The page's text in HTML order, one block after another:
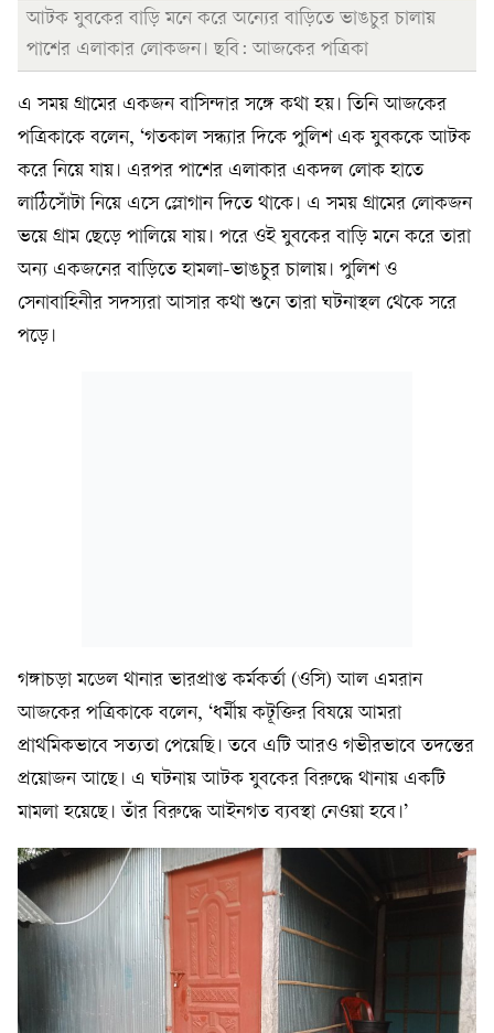
আটক যুবকের বাড়ি মনে করে অন্যের বাড়িতে ভাঙচুর চালায়
পাশের এলাকার লোকজন। ছবি: আজকের পত্রিকা
এ সময় গ্রামের একজন বাসিন্দার সঙ্গে কথা হয়। তিনি আজকের
পত্রিকাকে বলেন, ‘গতকাল সন্ধ্যার দিকে পুলিশ এক যুবককে আটক
করে নিয়ে যায়। এরপর পাশের এলাকার একদল লোক হাতে
লাঠিসোঁটা নিয়ে এসে স্লোগান দিতে থাকে। এ সময় গ্রামের লোকজন
ভয়ে গ্রাম ছেড়ে পালিয়ে যায়। পরে ওই যুবকের বাড়ি মনে করে তারা
অন্য একজনের বাড়িতে হামলা-ভাঙচুর চালায়। পুলিশ ও
সেনাবাহিনীর সদস্যরা আসার কথা শুনে তারা ঘটনাস্থল থেকে সরে
পড়ে।
গঙ্গাচড়া মডেল থানার ভারপ্রাপ্ত কর্মকর্তা (ওসি) আল এমরান
আজকের পত্রিকাকে বলেন, ‘ধর্মীয় কটূক্তির বিষয়ে আমরা
প্রাথমিকভাবে সত্যতা পেয়েছি। তবে এটি আরও গভীরভাবে তদন্তের
প্রয়োজন আছে। এ ঘটনায় আটক যুবকের বিরুদ্ধে থানায় একটি
মামলা হয়েছে। তাঁর বিরুদ্ধে আইনগত ব্যবস্থা নেওয়া হবে।’